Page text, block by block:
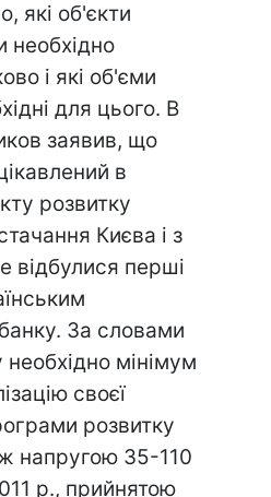
які об'єкти
необхідно
і які об'єми
для цього. В
заявив, що
в
розвитку
Києва і з
відбулися перші
За словами
мінімум
своєї
розвитку
напругою 35-110
р., прийнятою